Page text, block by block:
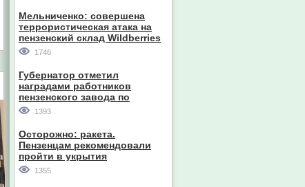
Мельниченко: совершена
террористическая атака на
пензенский склад Wildberries
1746
Губернатор отметил
наградами работников
пензенского завода по
производству станков
1393
Осторожно: ракета.
Пензенцам рекомендовали
пройти в укрытия
1355